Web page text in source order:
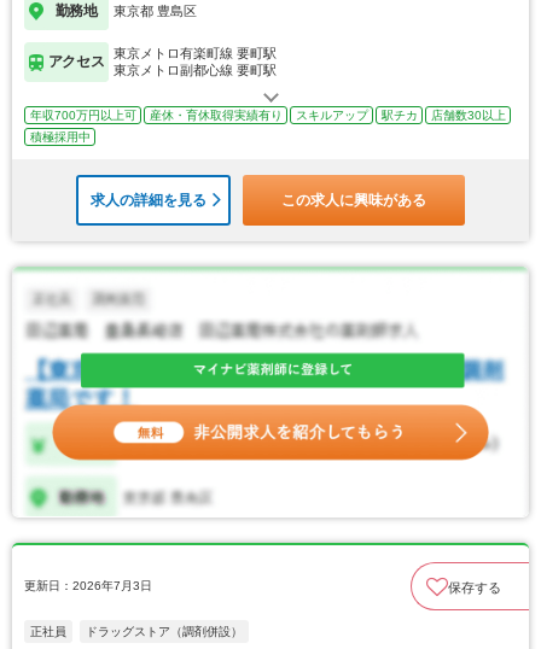
勤務地 東京都 豊島区
アクセス
東京メトロ有楽町線 要町駅
東京メトロ副都心線 要町駅
年収700万円以上可 産休・育休取得実績有り スキルアップ 駅チカ
店舗数30以上
積極採用中
求人の詳細を見る この求人に興味がある
更新日：2026年7月3日 保存する
正社員 ドラッグストア（調剤併設）